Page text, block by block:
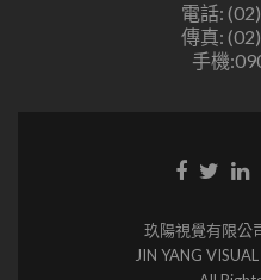
電話:
傳真:
手機
玖陽視覺有限
JIN YANG